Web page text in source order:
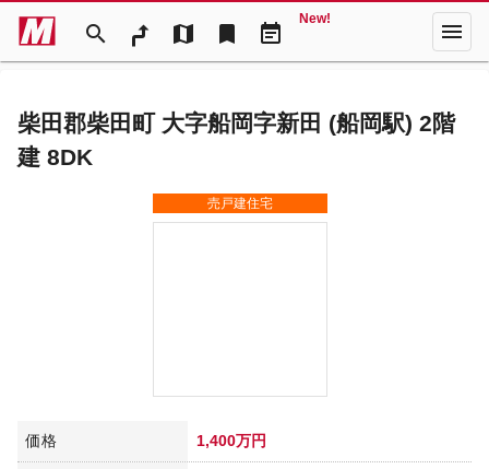
search map bookmark event_note
New! menu
柴田郡柴田町 大字船岡字新田 (船岡駅) 2階
建 8DK
売戸建住宅
価格 1,400万円